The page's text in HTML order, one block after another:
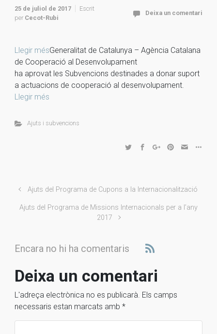
25 de juliol de 2017
Escrit
per Cecot-Rubi
Deixa un comentari
Llegir mésGeneralitat de Catalunya – Agència Catalana
de Cooperació al Desenvolupament
ha aprovat les Subvencions destinades a donar suport
a actuacions de cooperació al desenvolupament.
Llegir més
Ajuts i subvencions
Ajuts del Programa de Cupons a la Internacionalització
Ajuts del Programa de Missions Internacionals per a l’any
2017
Encara no hi ha comentaris
Deixa un comentari
L'adreça electrònica no es publicarà. Els camps
necessaris estan marcats amb *